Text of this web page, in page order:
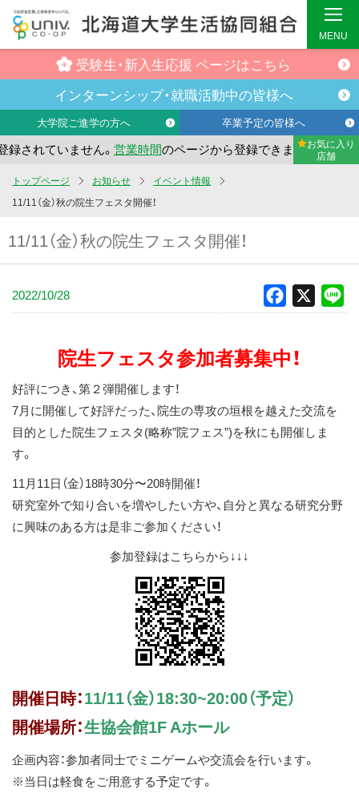
コ
ン
受験生・新入生応援 ページはこちら
インターンシップ・就職活動中の皆様へ
大学院ご進学の方へ 卒業予定の皆様へ
れていません。営業時間のページから登録できます。 ま
お気に入り
店舗
MENU
トップページ お知らせ
イベント情報
11/11（金）秋の院生フェスタ開催！
11/11（金）秋の院生フェスタ開催！
2022/10/28 Facebook
院生フェスタ参加者募集中！
好評につき、第２弾開催します！
7月に開催して好評だった、院生の専攻の垣根を越えた交流を
目的とした院生フェスタ(略称”院フェス”)を秋にも開催しま
す。
11月11日（金）18時30分〜20時開催！
研究室外で知り合いを増やしたい方や、自分と異なる研究分野
に興味のある方は是非ご参加ください！
参加登録はこちらから↓↓↓
開催日時：11/11（金）18:30~20:00（予定）
開催場所：生協会館1F Aホール
企画内容：参加者同士でミニゲームや交流会を行います。
※当日は軽食をご用意する予定です。